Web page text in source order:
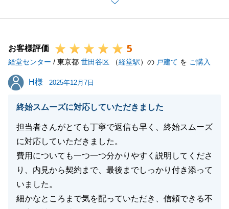
く、納得のいく決断のお手伝いができたことは、大き
な喜びでございます。
て、非常に貴重なご意見をいただき重ねて御礼申し上
げます。
「同じ担当者であれば、他の部屋も見たいと言いやす
い」というお客様の視点は、私どもにとって大変ハッ
とさせられる、本質的なご指摘でございます。
となく、お客様がより気軽に、安心して比較検討でき
る体制づくりに向け、いただいたご意見は社内で大切
に共有・検討させていただきます。
今後も不動産に関するご相談や、お知り合いの方のご
紹介などがございましたら、どうぞお気軽にお声がけ
くださいませ。
お客様評価 5
経堂センター / 東京都 世田谷区 （経堂駅）の 戸建て を ご購入
H様
H様 2025年12月7日
終始スムーズに対応していただきました
担当者さんがとても丁寧で返信も早く、終始スムーズ
に対応していただきました。
費用についても一つ一つ分かりやすく説明してくださ
り、内見から契約まで、最後までしっかり付き添って
いました。
細かなところまで気を配っていただき、信頼できる不